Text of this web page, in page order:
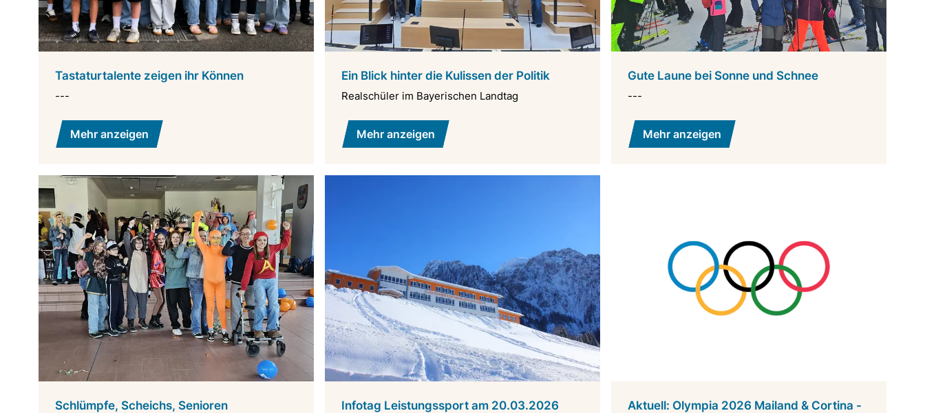
Tastaturtalente zeigen ihr Können
---
Mehr anzeigen
Ein Blick hinter die Kulissen der Politik
Realschüler im Bayerischen Landtag
Mehr anzeigen
Gute Laune bei Sonne und Schnee
---
Mehr anzeigen
Schlümpfe, Scheichs, Senioren Infotag Leistungssport am 20.03.2026
Aktuell: Olympia 2026 Mailand & Cortina -